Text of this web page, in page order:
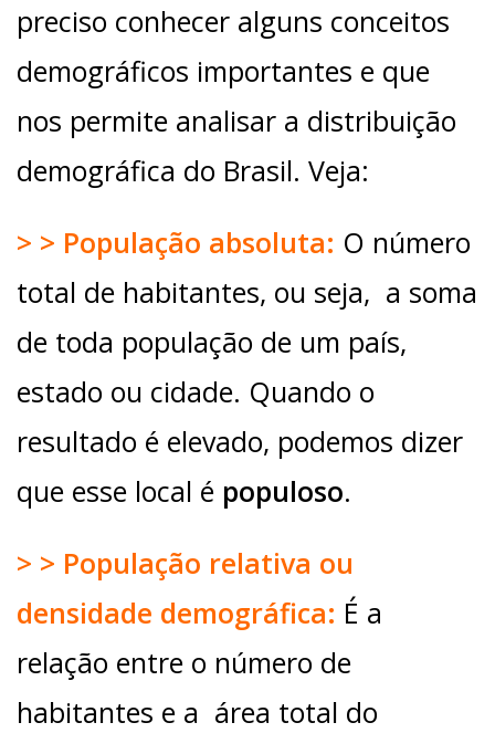
preciso conhecer alguns conceitos
demográficos importantes e que
nos permite analisar a distribuição
demográfica do Brasil. Veja:
> > População absoluta: O número
total de habitantes, ou seja, a soma
de toda população de um país,
estado ou cidade. Quando o
resultado é elevado, podemos dizer
que esse local é populoso.
> > População relativa ou
densidade demográfica: É a
relação entre o número de
habitantes e a área total do